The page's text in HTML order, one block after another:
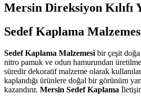
Mersin Direksiyon Kılıfı
Sedef Kaplama
Sedef Kaplama Malzemesi bir çeşit
nitro pamuk ve odun hamurundan
süredir dekoratif malzeme olarak
kaplandığı ürünlere doğal bir görünüm
kazandırır. Mersin Sedef Kaplama